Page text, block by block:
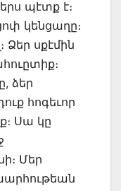
պէտք է։
կենցաղը։
Ձեր սքէմին
ձեր
հոգեւոր
Սա կը
Մեր